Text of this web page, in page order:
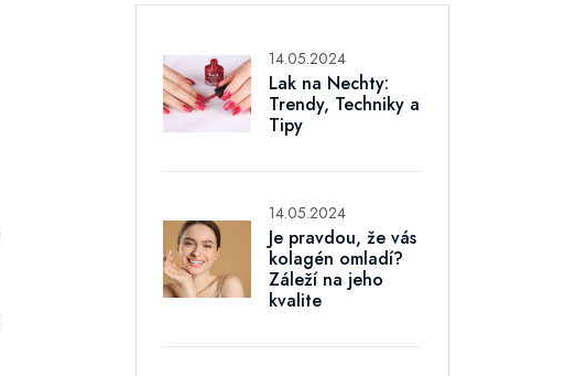
14.05.2024
Lak na Nechty:
Trendy, Techniky a
Tipy
14.05.2024
Je pravdou, že vás
kolagén omladí?
Záleží na jeho
kvalite